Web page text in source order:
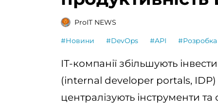
ProIT NEWS
#Новини #DevOps #API #Розробка
ІТ-компанії збільшують
(internal developer portals,
централізують інструменти